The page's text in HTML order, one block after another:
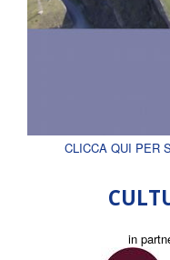
CLICCA QUI PER
in